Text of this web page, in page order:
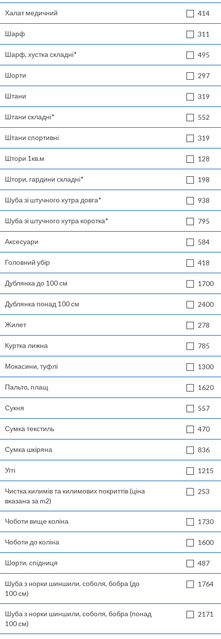
Халат медичний 414
Шарф 311
Шарф, хустка складні* 495
Шорти 297
Штани 319
Штани складні* 552
Штани спортивні 319
Штори 1кв.м 128
Штори, гардини складні* 198
Шуба зі штучного хутра довга* 938
Шуба зі штучного хутра коротка* 795
Аксесуари 584
Головний убір 418
Дублянка до 100 см 1700
Дублянка понад 100 см 2400
Жилет 278
Куртка лижна 785
Мокасини, туфлі 1300
Пальто, плащ 1620
Сукня 557
Сумка текстиль 470
Сумка шкіряна 836
Уггі 1215
Чистка килимів та килимових покриттів (ціна
вказана за m2)
253
Чоботи вище коліна 1730
Чоботи до коліна 1600
Шорти, спідниця 487
Шуба з норки шиншили, соболя, бобра (до
100 см)
1764
Шуба з норки шиншили, соболя, бобра (понад
100 см)
2171